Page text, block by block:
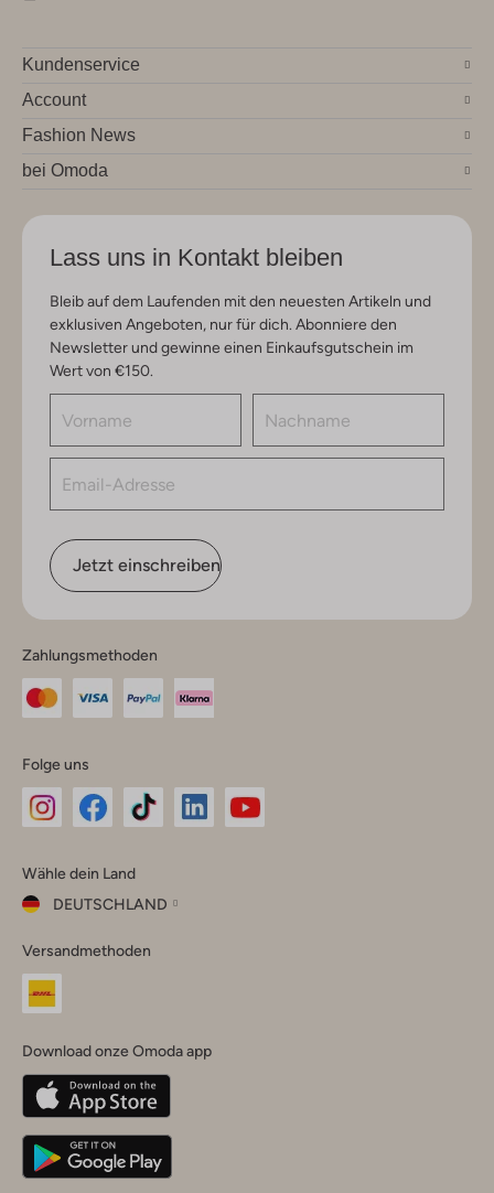
Kundenservice
Account
Fashion News
bei Omoda
Lass uns in Kontakt bleiben
Bleib auf dem Laufenden mit den neuesten Artikeln und
exklusiven Angeboten, nur für dich. Abonniere den
Newsletter und gewinne einen Einkaufsgutschein im
Wert von €150.
Jetzt einschreiben
Zahlungsmethoden
Folge uns
Instagram
Facebook
TikTok
Wähle dein Land
DEUTSCHLAND
dein
Land
Belgique(Français)
Deutschland
Versandmethoden
Download onze Omoda app